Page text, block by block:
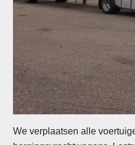
We verplaatsen alle